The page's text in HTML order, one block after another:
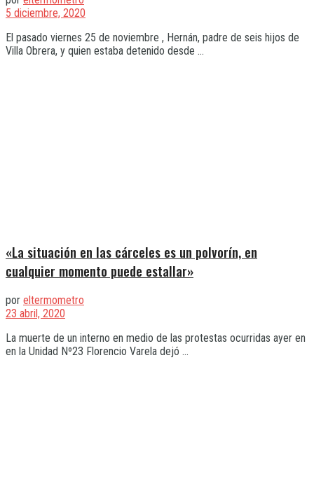
5 diciembre, 2020
El pasado viernes 25 de noviembre , Hernán, padre de seis hijos de
Villa Obrera, y quien estaba detenido desde ...
«La situación en las cárceles es un polvorín, en
cualquier momento puede estallar»
por eltermometro
23 abril, 2020
La muerte de un interno en medio de las protestas ocurridas ayer en
en la Unidad Nº23 Florencio Varela dejó ...